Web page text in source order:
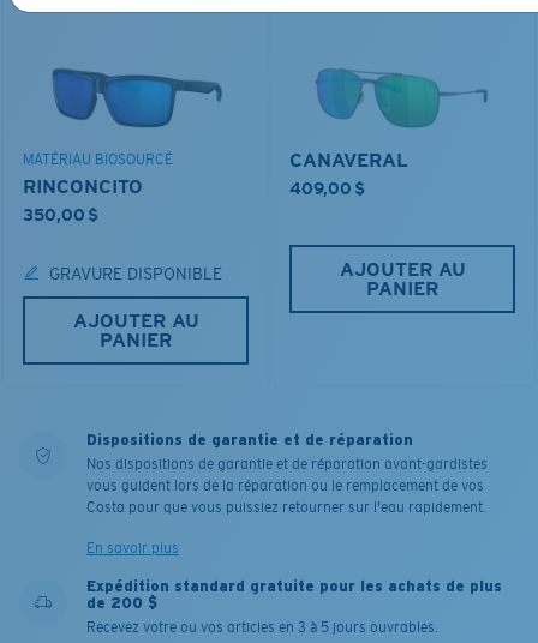
MATÉRIAU BIOSOURCÉ
RINCONCITO
350,00 $
GRAVURE DISPONIBLE
AJOUTER AU
PANIER
CANAVERAL
409,00 $
AJOUTER AU
PANIER
Dispositions de garantie et de réparation
Nos dispositions de garantie et de réparation avant-gardistes
vous guident lors de la réparation ou le remplacement de vos
Costa pour que vous puissiez retourner sur l'eau rapidement.
En savoir plus
Expédition standard gratuite pour les achats de plus
de 200 $
Recevez votre ou vos articles en 3 à 5 jours ouvrables.